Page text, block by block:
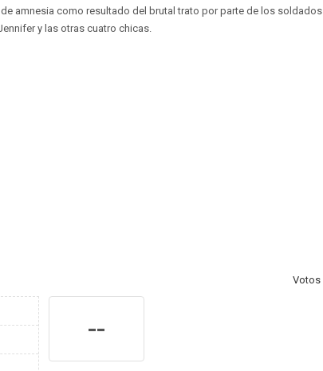
amnesia como resultado del brutal trato por parte de los soldados
y las otras cuatro chicas.
Votos
--